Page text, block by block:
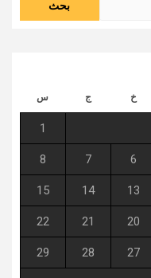
خ ج س
1
6
7
8
13
14
15
20
21
22
27
28
29